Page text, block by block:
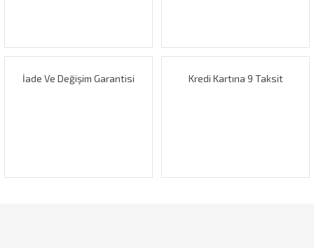
İade Ve Değişim Garantisi Kredi Kartına 9 Taksit